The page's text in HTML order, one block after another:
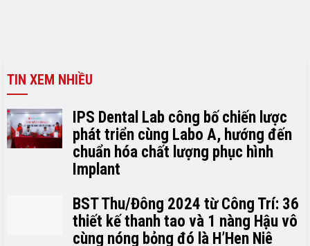
TIN XEM NHIỀU
IPS Dental Lab công bố chiến lược
phát triển cùng Labo A, hướng đến
chuẩn hóa chất lượng phục hình
Implant
BST Thu/Đông 2024 từ Công Trí: 36
thiết kế thanh tao và 1 nàng Hậu vô
cùng nóng bỏng đó là H’H­­­­en Niê